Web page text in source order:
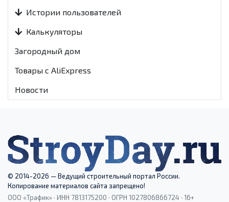
Истории пользователей
Калькуляторы
Загородный дом
Товары с AliExpress
Новости
© 2014-2026 — Ведущий строительный портал России.
Копирование материалов сайта запрещено!
ООО «Трафик» · ИНН 7813175200 · ОГРН 1027806866724 · 16+